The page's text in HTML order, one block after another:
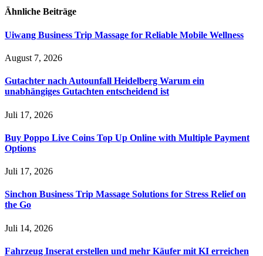
Ähnliche Beiträge
Uiwang Business Trip Massage for Reliable Mobile Wellness
August 7, 2026
Gutachter nach Autounfall Heidelberg Warum ein
unabhängiges Gutachten entscheidend ist
Juli 17, 2026
Buy Poppo Live Coins Top Up Online with Multiple Payment
Options
Juli 17, 2026
Sinchon Business Trip Massage Solutions for Stress Relief on
the Go
Juli 14, 2026
Fahrzeug Inserat erstellen und mehr Käufer mit KI erreichen